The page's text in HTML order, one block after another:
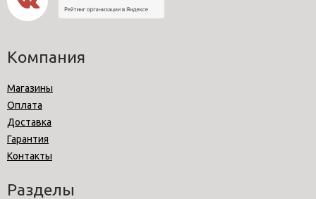
Компания
Магазины
Оплата
Доставка
Гарантия
Контакты
Разделы